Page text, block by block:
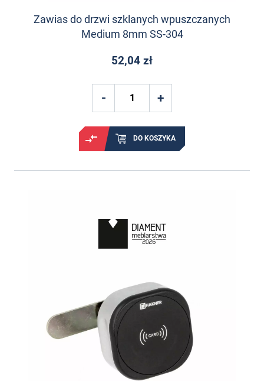
Zawias do drzwi szklanych wpuszczanych
Medium 8mm SS-304
52,04 zł
DO KOSZYKA